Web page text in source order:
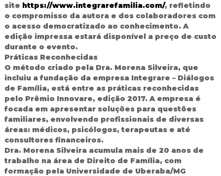
site https://www.integrarefamilia.com/, refletindo
o compromisso da autora e dos colaboradores com
o acesso democratizado ao conhecimento. A
edição impressa estará disponível a preço de custo
durante o evento.
Práticas Reconhecidas
O método criado pela Dra. Morena Silveira, que
incluiu a fundação da empresa Integrare – Diálogos
de Família, está entre as práticas reconhecidas
pelo Prêmio Innovare, edição 2017. A empresa é
focada em apresentar soluções para questões
familiares, envolvendo profissionais de diversas
áreas: médicos, psicólogos, terapeutas e até
consultores financeiros.
Dra. Morena Silveira acumula mais de 20 anos de
trabalho na área de Direito de Família, com
formação pela Universidade de Uberaba/MG